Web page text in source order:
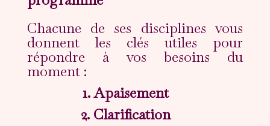
Chacune de ses disciplines vous
donnent les clés utiles pour
répondre à vos besoins du
moment :
1. Apaisement
2. Clarification